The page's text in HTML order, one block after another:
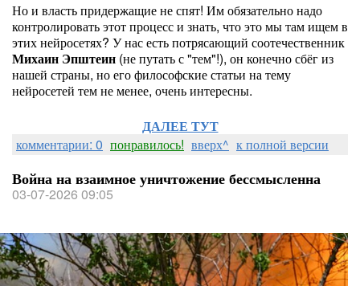
Но и власть придержащие не спят! Им обязательно надо
контролировать этот процесс и знать, что это мы там ищем в
этих нейросетях? У нас есть потрясающий соотечественник
Михаин Эпштеин (не путать с "тем"!), он конечно сбёг из
нашей страны, но его философские статьи на тему
нейросетей тем не менее, очень интересны.
ДАЛЕЕ ТУТ
комментарии: 0 понравилось! вверх^ к полной версии
Война на взаимное уничтожение бессмысленна
03-07-2026 09:05